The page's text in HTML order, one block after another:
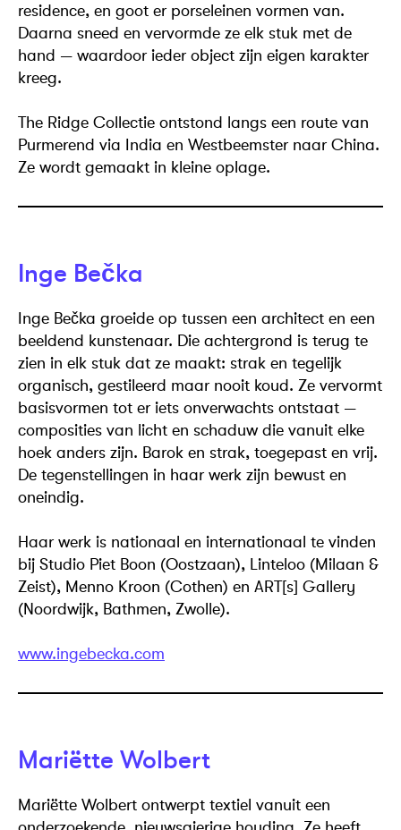
residence, en goot er porseleinen vormen van.
Daarna sneed en vervormde ze elk stuk met de
hand — waardoor ieder object zijn eigen karakter
kreeg.
The Ridge Collectie ontstond langs een route van
Purmerend via India en Westbeemster naar China.
Ze wordt gemaakt in kleine oplage.
Inge Bečka
Inge Bečka groeide op tussen een architect en een
beeldend kunstenaar. Die achtergrond is terug te
zien in elk stuk dat ze maakt: strak en tegelijk
organisch, gestileerd maar nooit koud. Ze vervormt
basisvormen tot er iets onverwachts ontstaat —
composities van licht en schaduw die vanuit elke
hoek anders zijn. Barok en strak, toegepast en vrij.
De tegenstellingen in haar werk zijn bewust en
oneindig.
Haar werk is nationaal en internationaal te vinden
bij Studio Piet Boon (Oostzaan), Linteloo (Milaan &
Zeist), Menno Kroon (Cothen) en ART[s] Gallery
(Noordwijk, Bathmen, Zwolle).
www.ingebecka.com
Mariëtte Wolbert
Mariëtte Wolbert ontwerpt textiel vanuit een